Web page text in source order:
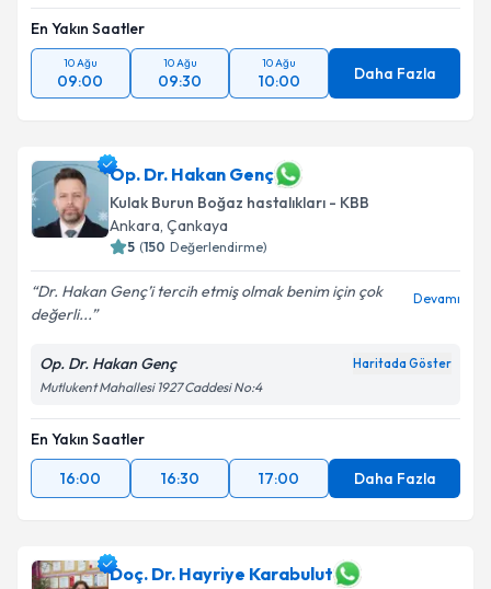
En Yakın Saatler
10 Ağu
09:00
10 Ağu
09:30
10 Ağu
10:00 Daha Fazla
Op. Dr. Hakan Genç
Kulak Burun Boğaz hastalıkları - KBB
Ankara, Çankaya
5 (150 Değerlendirme)
Dr. Hakan Genç’i tercih etmiş olmak benim için çok
değerli...
Devamı
Op. Dr. Hakan Genç Haritada Göster
Mutlukent Mahallesi 1927 Caddesi No:4
En Yakın Saatler
16:00
16:30 17:00 Daha Fazla
Doç. Dr. Hayriye Karabulut